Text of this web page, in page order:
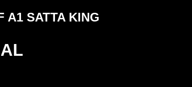
A1 SATTA KING